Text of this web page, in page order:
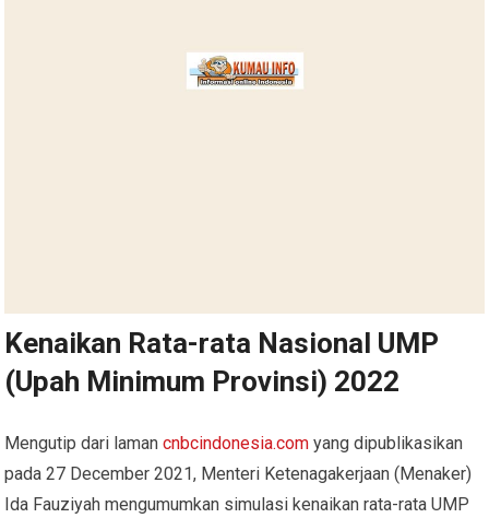
Kenaikan Rata-rata Nasional UMP
(Upah Minimum Provinsi) 2022
Mengutip dari lamancnbcindonesia.com yang dipublikasikan
pada 27 December 2021, Menteri Ketenagakerjaan (Menaker)
Ida Fauziyah mengumumkan simulasi kenaikan rata-rata UMP